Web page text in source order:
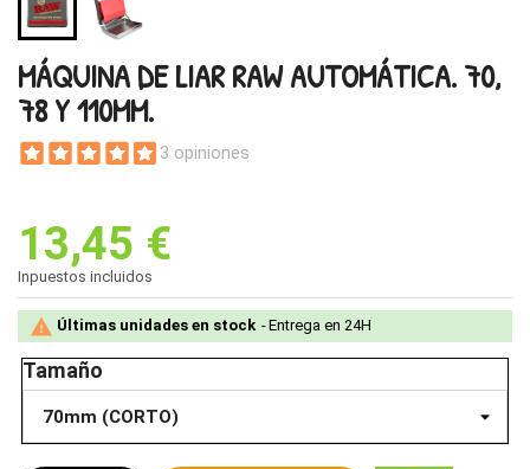
MÁQUINA DE LIAR RAW AUTOMÁTICA. 70,
78 Y 110MM.
3 opiniones
13,45 €
Inpuestos incluidos
 Últimas unidades en stock Entrega en 24H
Tamaño